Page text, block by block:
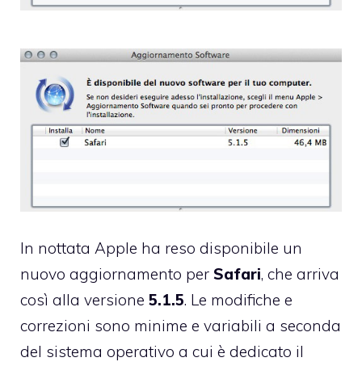
In nottata Apple ha reso disponibile un
nuovo aggiornamento per Safari, che arriva
così alla versione 5.1.5. Le modifiche e
correzioni sono minime e variabili a seconda
del sistema operativo a cui è dedicato il